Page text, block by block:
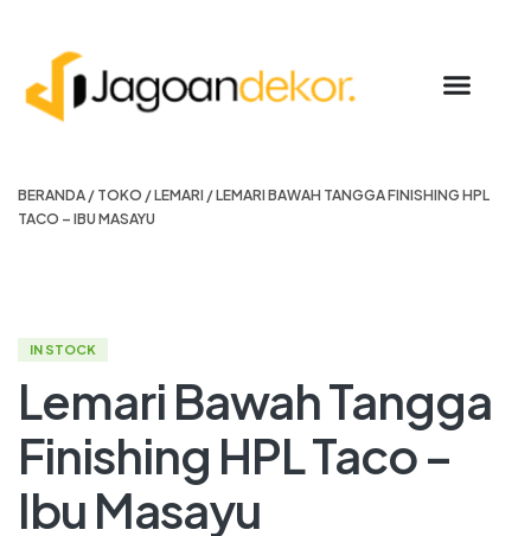
BERANDA / TOKO /LEMARI / LEMARI BAWAH TANGGA FINISHING HPL
TACO – IBU MASAYU
IN STOCK
Lemari Bawah Tangga
Finishing HPL Taco –
Ibu Masayu